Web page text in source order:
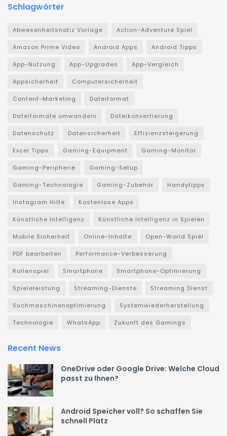
Schlagwörter
Abwesenheitsnotiz Vorlage Action-Adventure Spiel
Amazon Prime Video Android Apps Android Tipps
App-Nutzung App-Upgrades App-Vergleich
Appsicherheit Computersicherheit
Content-Marketing Dateiformat
Dateiformate umwandeln Dateikonvertierung
Datenschutz Datensicherheit Effizienzsteigerung
Excel Tipps Gaming-Equipment Gaming-Monitor
Gaming-Peripherie Gaming-Setup
Gaming-Technologie Gaming-Zubehör Handytipps
Instagram Hilfe Kostenlose Apps
Künstliche Intelligenz Künstliche Intelligenz in Spielen
Mobile Sicherheit Online-Inhalte Open-World Spiel
PDF bearbeiten Performance-Verbesserung
Rollenspiel Smartphone Smartphone-Optimierung
Spieleleistung Streaming-Dienste Streaming Dienst
Suchmaschinenoptimierung Systemwiederherstellung
Technologie WhatsApp Zukunft des Gamings
Recent News
OneDrive oder Google Drive: Welche Cloud
passt zu Ihnen?
Android Speicher voll? So schaffen Sie
schnell Platz